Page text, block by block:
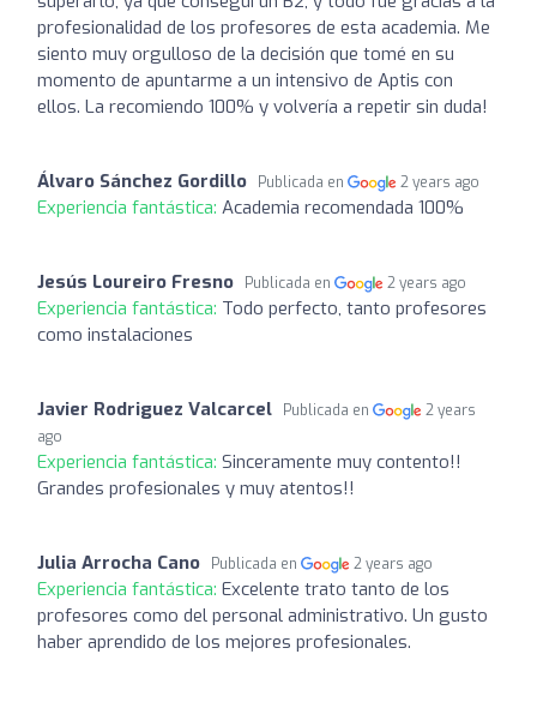
profesionalidad de los profesores de esta academia. Me
siento muy orgulloso de la decisión que tomé en su
momento de apuntarme a un intensivo de Aptis con
ellos. La recomiendo 100% y volvería a repetir sin duda!
Álvaro Sánchez Gordillo Publicada en 2 years ago
Experiencia fantástica: Academia recomendada 100%
Jesús Loureiro Fresno Publicada en 2 years ago
Experiencia fantástica: Todo perfecto, tanto profesores
como instalaciones
Javier Rodriguez Valcarcel Publicada en
2 years
ago
Experiencia fantástica: Sinceramente muy contento!!
Grandes profesionales y muy atentos!!
Julia Arrocha Cano Publicada en 2 years ago
Experiencia fantástica: Excelente trato tanto de los
profesores como del personal administrativo. Un gusto
haber aprendido de los mejores profesionales.